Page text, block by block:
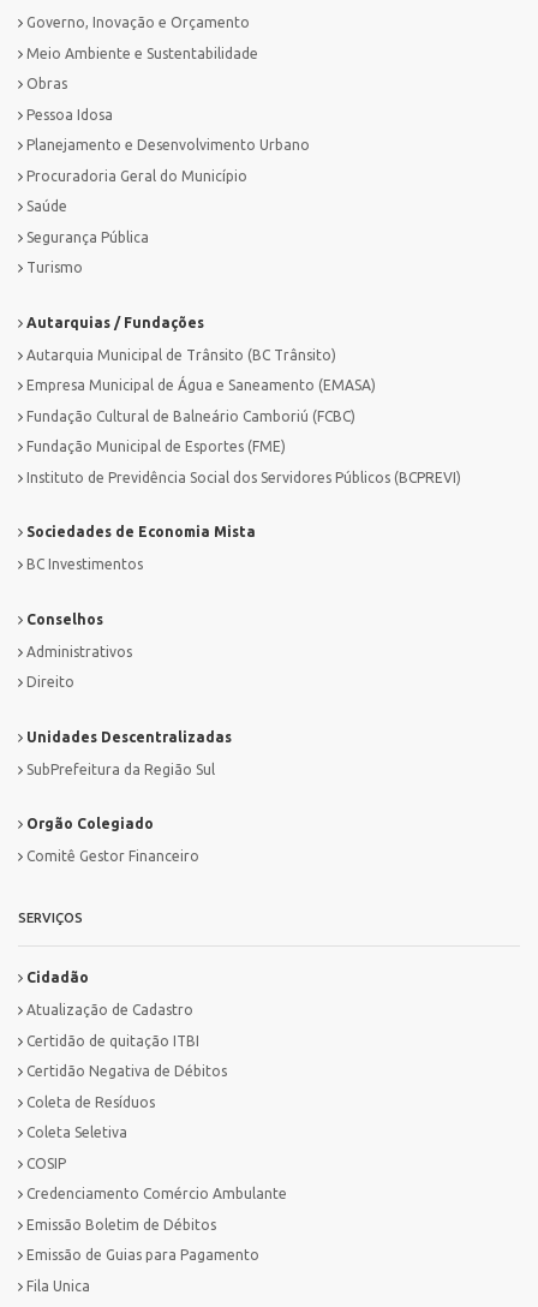
Governo, Inovação e Orçamento
Meio Ambiente e Sustentabilidade
Obras
Pessoa Idosa
Planejamento e Desenvolvimento Urbano
Procuradoria Geral do Município
Saúde
Segurança Pública
Turismo
Autarquias / Fundações
Autarquia Municipal de Trânsito (BC Trânsito)
Empresa Municipal de Água e Saneamento (EMASA)
Fundação Cultural de Balneário Camboriú (FCBC)
Fundação Municipal de Esportes (FME)
Instituto de Previdência Social dos Servidores Públicos (BCPREVI)
Sociedades de Economia Mista
BC Investimentos
Conselhos
Administrativos
Direito
Unidades Descentralizadas
SubPrefeitura da Região Sul
Orgão Colegiado
Comitê Gestor Financeiro
SERVIÇOS
Cidadão
Atualização de Cadastro
Certidão de quitação ITBI
Certidão Negativa de Débitos
Coleta de Resíduos
Coleta Seletiva
COSIP
Credenciamento Comércio Ambulante
Emissão Boletim de Débitos
Emissão de Guias para Pagamento
Fila Unica